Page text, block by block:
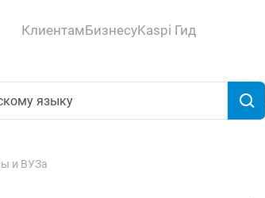
КлиентамБизнесуKaspi Гид
и ВУЗа